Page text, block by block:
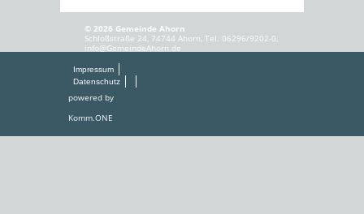
© 2026 Gemeinde Ahorn
Schloßstraße 24, 74744 Ahorn, Tel. 06296/9202-0,
info@GemeindeAhorn.de
Impressum
Datenschutz
powered by
Komm.ONE